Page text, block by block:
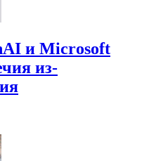
и Microsoft
из-